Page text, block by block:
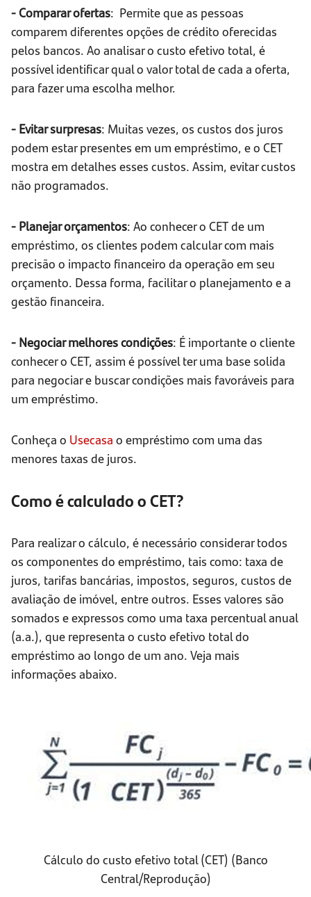
- Comparar ofertas: Permite que as pessoas
comparem diferentes opções de crédito oferecidas
pelos bancos. Ao analisar o custo efetivo total, é
possível identificar qual o valor total de cada a oferta,
para fazer uma escolha melhor.
- Evitar surpresas: Muitas vezes, os custos dos juros
podem estar presentes em um empréstimo, e o CET
mostra em detalhes esses custos. Assim, evitar custos
não programados.
- Planejar orçamentos: Ao conhecer o CET de um
empréstimo, os clientes podem calcular com mais
precisão o impacto financeiro da operação em seu
orçamento. Dessa forma, facilitar o planejamento e a
gestão financeira.
- Negociar melhores condições: É importante o cliente
conhecer o CET, assim é possível ter uma base solida
para negociar e buscar condições mais favoráveis para
um empréstimo.
Conheça o Usecasa o empréstimo com uma das
menores taxas de juros.
Como é calculado o CET?
Para realizar o cálculo, é necessário considerar todos
os componentes do empréstimo, tais como: taxa de
juros, tarifas bancárias, impostos, seguros, custos de
avaliação de imóvel, entre outros. Esses valores são
somados e expressos como uma taxa percentual anual
(a.a.), que representa o custo efetivo total do
empréstimo ao longo de um ano. Veja mais
informações abaixo.
Cálculo do custo efetivo total (CET) (Banco
Central/Reprodução)